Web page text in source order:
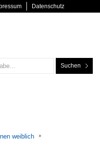
Datenschutz
Suchen
weiblich